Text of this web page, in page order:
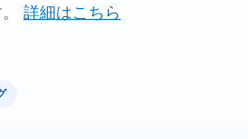
詳細はこちら